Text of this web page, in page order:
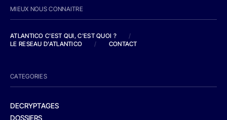
MIEUX NOUS CONNAITRE
ATLANTICO C'EST QUI, C'EST QUOI ?
/
LE RESEAU D'ATLANTICO
/ CONTACT
CATEGORIES
DECRYPTAGES
DOSSIERS